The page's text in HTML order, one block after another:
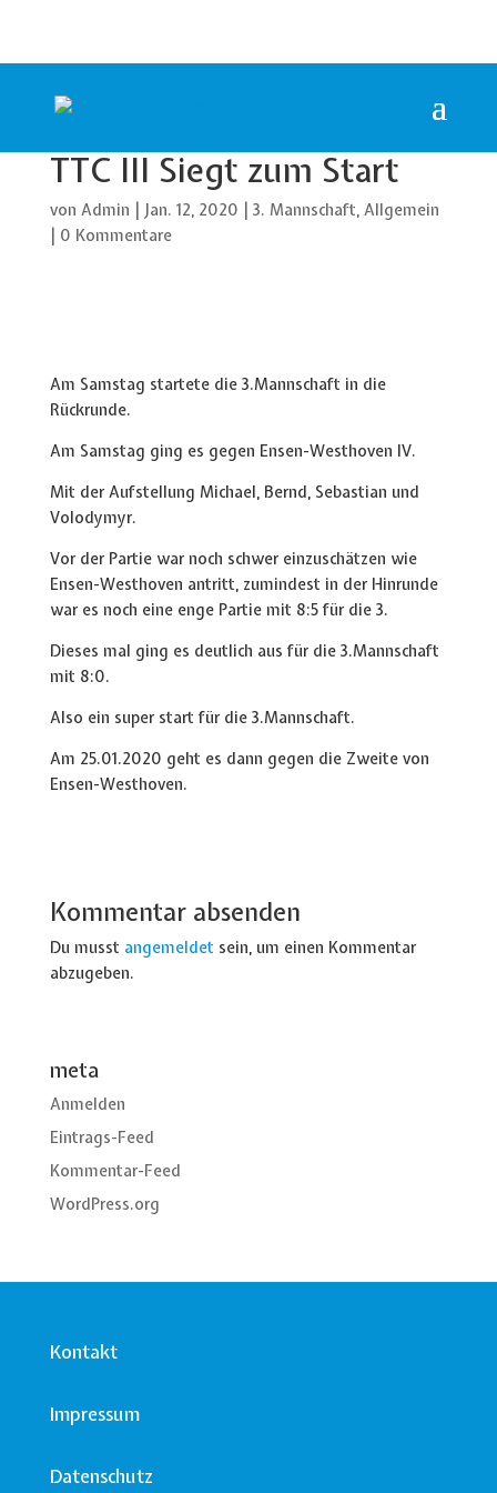
TTC III Siegt zum Start
von Admin Jan. 12, 2020 3. Mannschaft, Allgemein
0 Kommentare
Am Samstag startete die 3.Mannschaft in die
Rückrunde.
Am Samstag ging es gegen Ensen-Westhoven IV.
Mit der Aufstellung Michael, Bernd, Sebastian und
Volodymyr.
Vor der Partie war noch schwer einzuschätzen wie
Ensen-Westhoven antritt, zumindest in der Hinrunde
war es noch eine enge Partie mit 8:5 für die 3.
Dieses mal ging es deutlich aus für die 3.Mannschaft
mit 8:0.
Also ein super start für die 3.Mannschaft.
Am 25.01.2020 geht es dann gegen die Zweite von
Ensen-Westhoven.
Kommentar absenden
Du musst angemeldet sein, um einen Kommentar
abzugeben.
meta
Anmelden
Eintrags-Feed
Kommentar-Feed
WordPress.org
Kontakt
Impressum
Datenschutz